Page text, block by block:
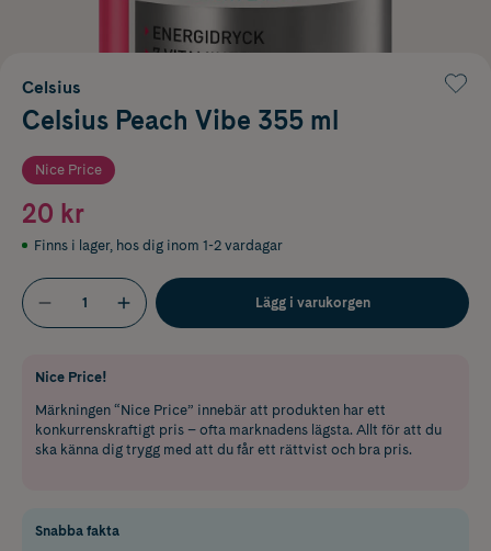
Celsius
Celsius Peach Vibe 355 ml
Nice Price
20 kr
Finns i lager, hos dig inom 1-2 vardagar
Lägg i varukorgen
Nice Price!
Märkningen “Nice Price” innebär att produkten har ett
konkurrenskraftigt pris – ofta marknadens lägsta. Allt för att du
ska känna dig trygg med att du får ett rättvist och bra pris.
Snabba fakta